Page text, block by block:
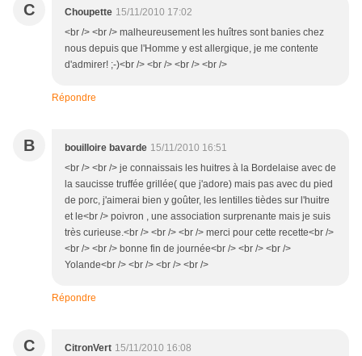
C Choupette 15/11/2010 17:02
<br /> <br /> malheureusement les huîtres sont banies chez
nous depuis que l'Homme y est allergique, je me contente
d'admirer! ;-)<br /> <br /> <br /> <br />
Répondre
B bouilloire bavarde 15/11/2010 16:51
<br /> <br /> je connaissais les huitres à la Bordelaise avec de
la saucisse truffée grillée( que j'adore) mais pas avec du pied
de porc, j'aimerai bien y goûter, les lentilles tièdes sur l'huitre
et le<br /> poivron , une association surprenante mais je suis
très curieuse.<br /> <br /> <br /> merci pour cette recette<br />
<br /> <br /> bonne fin de journée<br /> <br /> <br />
Yolande<br /> <br /> <br /> <br />
Répondre
C CitronVert 15/11/2010 16:08